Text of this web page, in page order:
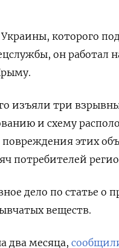
которого
он работал
изъяли три
и схему
этих
потребителей
дело по статье о
веществ.
два месяца,